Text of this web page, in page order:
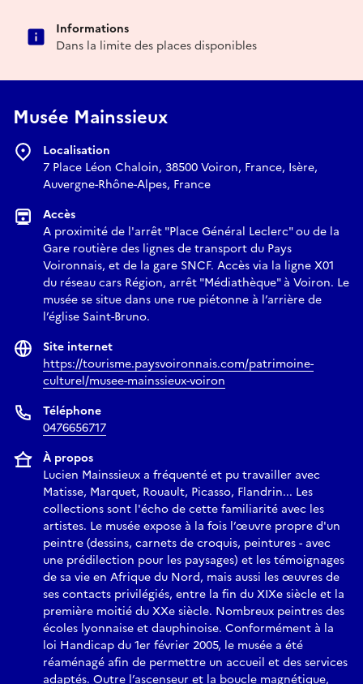
Informations
Dans la limite des places disponibles
Musée Mainssieux
Localisation
7 Place Léon Chaloin, 38500 Voiron, France, Isère,
Auvergne-Rhône-Alpes, France
Accès
A proximité de l'arrêt "Place Général Leclerc" ou de la
Gare routière des lignes de transport du Pays
Voironnais, et de la gare SNCF. Accès via la ligne X01
du réseau cars Région, arrêt "Médiathèque" à Voiron. Le
musée se situe dans une rue piétonne à l’arrière de
l’église Saint-Bruno.
Site internet
https://tourisme.paysvoironnais.com/patrimoine-
culturel/musee-mainssieux-voiron
Téléphone
0476656717
À propos
Lucien Mainssieux a fréquenté et pu travailler avec
Matisse, Marquet, Rouault, Picasso, Flandrin... Les
collections sont l'écho de cette familiarité avec les
artistes. Le musée expose à la fois l’œuvre propre d'un
peintre (dessins, carnets de croquis, peintures - avec
une prédilection pour les paysages) et les témoignages
de sa vie en Afrique du Nord, mais aussi les œuvres de
ses contacts privilégiés, entre la fin du XIXe siècle et la
première moitié du XXe siècle. Nombreux peintres des
écoles lyonnaise et dauphinoise. Conformément à la
loi Handicap du 1er février 2005, le musée a été
réaménagé afin de permettre un accueil et des services
adaptés. Outre l’ascenseur et la boucle magnétique,